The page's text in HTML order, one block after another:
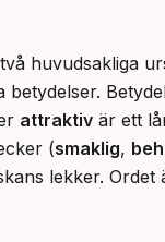
huvudsakliga
attraktiv är ett
(smaklig,
lekker. Ordet